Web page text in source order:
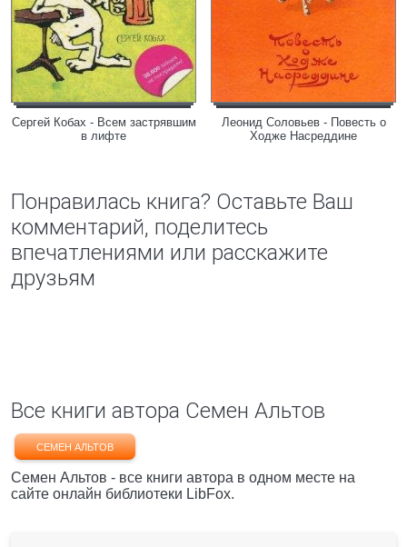
Сергей Кобах - Всем застрявшим
в лифте
Леонид Соловьев - Повесть о
Ходже Насреддине
Понравилась книга? Оставьте Ваш
комментарий, поделитесь
впечатлениями или расскажите
друзьям
Все книги автора Семен Альтов
СЕМЕН АЛЬТОВ
Семен Альтов - все книги автора в одном месте на
сайте онлайн библиотеки LibFox.